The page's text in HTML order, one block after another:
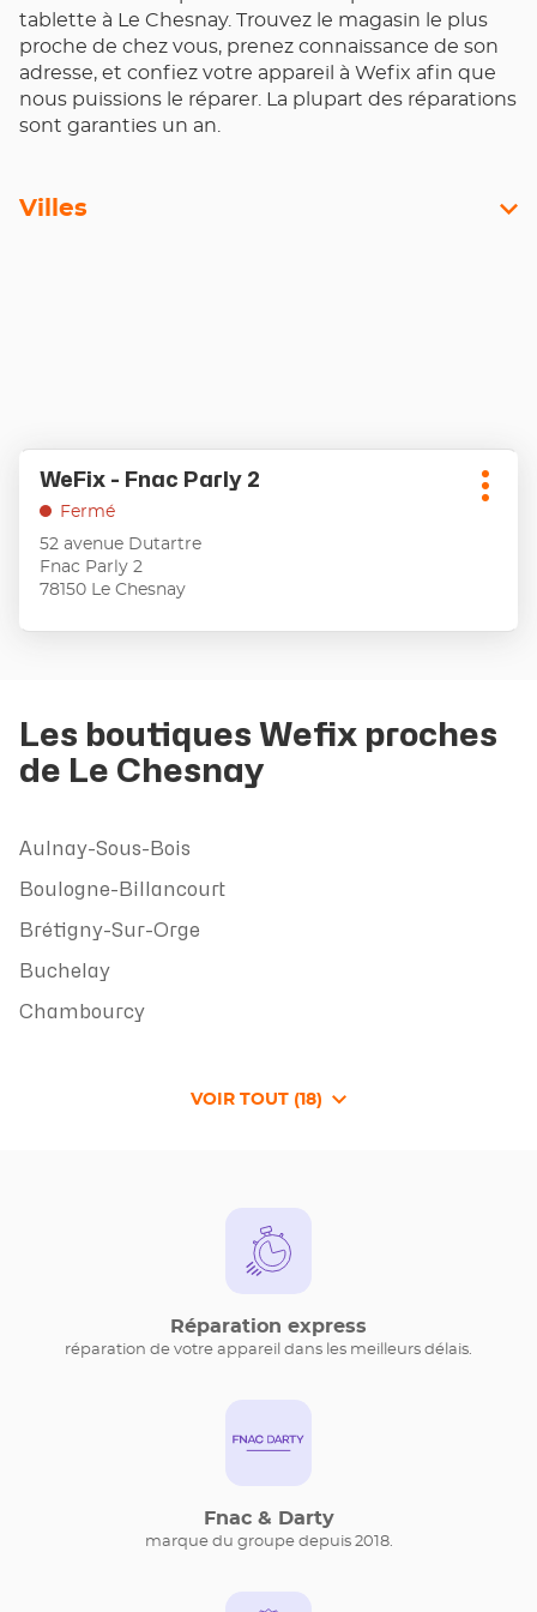
tablette à Le Chesnay. Trouvez le magasin le plus
proche de chez vous, prenez connaissance de son
adresse, et confiez votre appareil à Wefix afin que
nous puissions le réparer. La plupart des réparations
sont garanties un an.
Villes
sur
ENTRÉE
pour
obtenir
Point
de
vente
:
WeFix - Fnac Parly 2
Fermé
52 avenue Dutartre
Fnac Parly 2
78150 Le Chesnay
Plus
Les boutiques Wefix proches
de Le Chesnay
Aulnay-Sous-Bois
Boulogne-Billancourt
Brétigny-Sur-Orge
Buchelay
Chambourcy
VOIR TOUT (18)
DE
Réparation express
réparation de votre appareil dans les meilleurs délais.
Fnac & Darty
marque du groupe depuis 2018.